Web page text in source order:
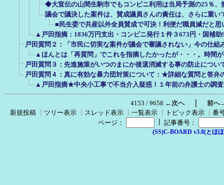
◆大宣伝の山間生駒市でもコンビニ利用は当局予測の25％、
議会で議決した案件は、賛成議員さんの責任は、さらに重い
■民生委で共産以外全員賛成で可決！利便だ職員減だと
▲戸田指摘：1836万円支出・コンビニ発行１件３673円・国補
戸田質問２：「市民に切実な案件が議会で審議されない」今の仕組
▲ほんとは「再質問」でこれを指摘したかったが・・・。時間
戸田質問３：先進施策がいつのまにか後退消滅する事の防止につい
戸田質問４：真に有効な暴力団対策について：★詳細な質問と答弁
▲戸田指摘★中央小工事で不当介入疑惑！１年前の弁護士の調
4153 / 9658 ←次へ｜ 前へ
新規投稿
ツリー表示 スレッド表示 一覧表示 トピック表示
番
ページ：
記事番号：
(SS)C-BOARD v3.8(とほ